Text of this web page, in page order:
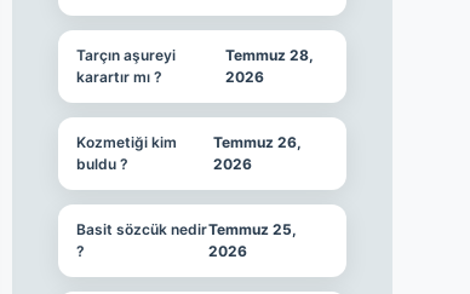
Tarçın aşureyi
karartır mı ?
Temmuz 28,
2026
Kozmetiği kim
buldu ?
Temmuz 26,
2026
Basit sözcük nedir
?
Temmuz 25,
2026